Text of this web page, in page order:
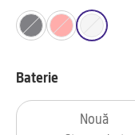
Baterie
Nouă